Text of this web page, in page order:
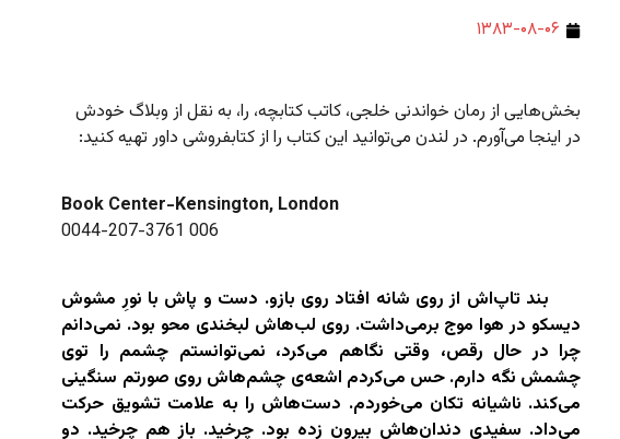
۱۳۸۳-۰۸-۰۶
بخش‌هایی از رمان خواندنی خلجی، کاتب کتابچه، را، به نقل از وبلاگ خودش
در اینجا می‌آورم. در لندن می‌توانید این کتاب را از کتابفروشی داور تهیه کنید:
Book Center-Kensington, London
0044-207-3761 006
بند تاپ‌اش از روی شانه افتاد روی بازو. دست و پاش با نورِ مشوش
دیسکو در هوا موج برمی‌داشت. روی لب‌هاش لبخندی محو بود. نمی‌دانم
چرا در حال رقص، وقتی نگاهم می‌کرد، نمی‌توانستم چشمم را توی
چشمش نگه دارم. حس می‌کردم اشعه‌ی چشم‌هاش روی صورتم سنگینی
می‌کند. ناشیانه تکان می‌خوردم. دست‌هاش را به علامت تشویق حرکت
می‌داد. سفیدی دندان‌هاش بیرون زده بود. چرخید. باز هم چرخید. دو